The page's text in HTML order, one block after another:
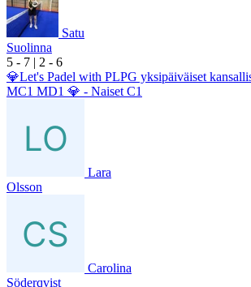
Satu
Suolinna
5 - 7 | 2 - 6
💎Let's Padel with PLPG yksipäiväiset
MC1 MD1 💎 - Naiset C1
Lara
Olsson
Carolina
Söderqvist